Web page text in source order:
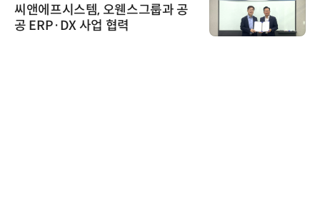
씨앤에프시스템, 오웬스그룹과 공
공 ERP·DX 사업 협력